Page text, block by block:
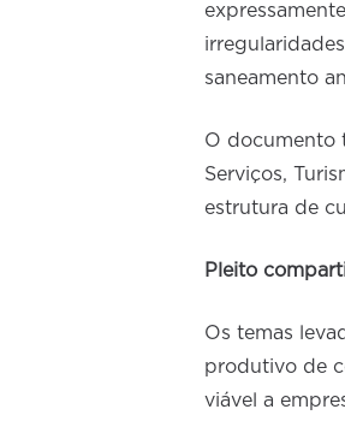
saneamento
O documento
Serviços,
estrutura de
Pleito
Os temas
produtivo de
viável a